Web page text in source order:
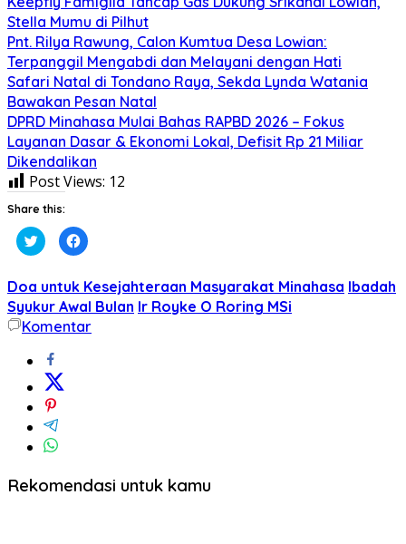
Stella Mumu di Pilhut
Pnt. Rilya Rawung, Calon Kumtua Desa Lowian:
Terpanggil Mengabdi dan Melayani dengan Hati
Safari Natal di Tondano Raya, Sekda Lynda Watania
Bawakan Pesan Natal
DPRD Minahasa Mulai Bahas RAPBD 2026 – Fokus
Layanan Dasar & Ekonomi Lokal, Defisit Rp 21 Miliar
Dikendalikan
Post Views: 12
Share this:
Klik
untuk
berbagi
Twitter(Membuka
di
jendela
yang
baru)
Klik
untuk
Facebook(Membuka
di
jendela
yang
baru)
Doa untuk Kesejahteraan Masyarakat Minahasa Ibadah
Syukur Awal Bulan Ir Royke O Roring MSi
Komentar
Rekomendasi untuk kamu